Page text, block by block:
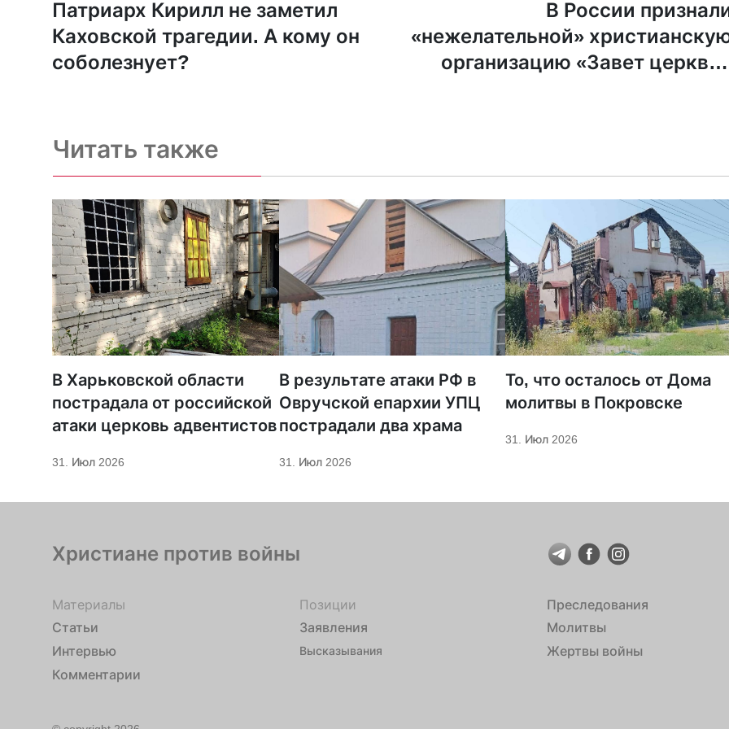
Патриарх Кирилл не заметил
Каховской трагедии. А кому он
соболезнует?
В России
«нежелательной»
организацию «Завет церквей
Читать также
В Харьковской области
пострадала от российской
атаки церковь адвентистов
31. Июл 2026
В результате атаки РФ в
Овручской епархии УПЦ
пострадали два храма
31. Июл 2026
То, что осталось от Дома
молитвы в Покровске
31. Июл 2026
Христиане против войны
Материалы
Статьи
Интервью
Комментарии
Позиции
Заявления
Высказывания
Преследования
Молитвы
Жертвы войны